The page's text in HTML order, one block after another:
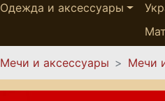
Одежда и аксессуары
Мечи и аксессуары Мечи